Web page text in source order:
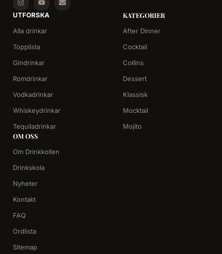
UTFORSKA
Alla drinkar
Topplista
Gindrinkar
Romdrinkar
Vodkadrinkar
Whiskeydrinkar
Tequiladrinkar
KATEGORIER
After Dinner
Cocktail
Collins
Dessert
Klassisk
Mocktail
Mojito
OM OSS
Om Drinkkollen
Drinkskola
Nyheter
Kontakt
FAQ
Ordlista
Sitemap